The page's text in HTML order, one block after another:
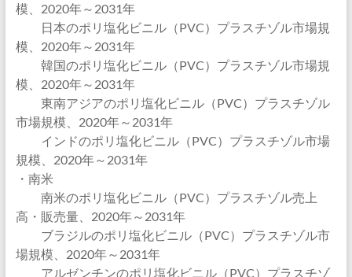
模、2020年～2031年
日本のポリ塩化ビニル（PVC）プラスチゾル市場規
模、2020年～2031年
韓国のポリ塩化ビニル（PVC）プラスチゾル市場規
模、2020年～2031年
東南アジアのポリ塩化ビニル（PVC）プラスチゾル
市場規模、2020年～2031年
インドのポリ塩化ビニル（PVC）プラスチゾル市場
規模、2020年～2031年
・南米
南米のポリ塩化ビニル（PVC）プラスチゾル売上
高・販売量、2020年～2031年
ブラジルのポリ塩化ビニル（PVC）プラスチゾル市
場規模、2020年～2031年
アルゼンチンのポリ塩化ビニル（PVC）プラスチゾ